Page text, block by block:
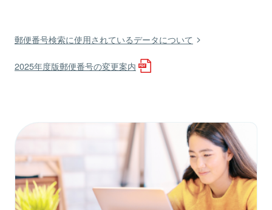
郵便番号検索に使用されているデータについて
2025年度版郵便番号の変更案内